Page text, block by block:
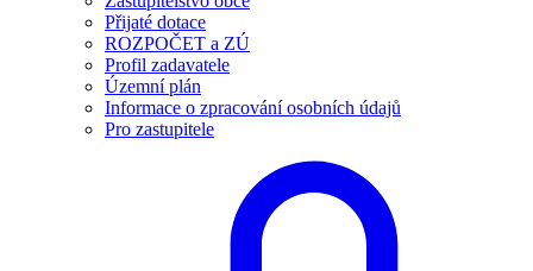
Přijaté dotace
ROZPOČET a ZÚ
Profil zadavatele
Územní plán
Informace o zpracování osobních údajů
Pro zastupitele